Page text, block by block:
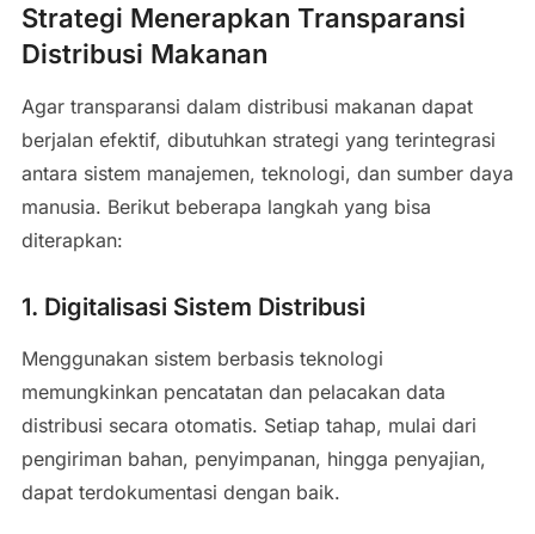
Strategi Menerapkan Transparansi
Distribusi Makanan
Agar transparansi dalam distribusi makanan dapat
berjalan efektif, dibutuhkan strategi yang terintegrasi
antara sistem manajemen, teknologi, dan sumber daya
manusia. Berikut beberapa langkah yang bisa
diterapkan:
1. Digitalisasi Sistem Distribusi
Menggunakan sistem berbasis teknologi
memungkinkan pencatatan dan pelacakan data
distribusi secara otomatis. Setiap tahap, mulai dari
pengiriman bahan, penyimpanan, hingga penyajian,
dapat terdokumentasi dengan baik.